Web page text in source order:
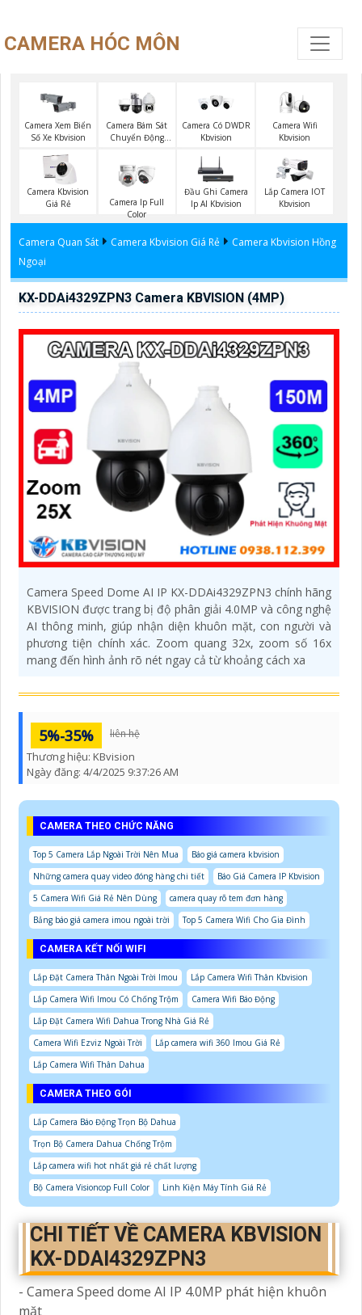
CAMERA HÓC MÔN
Camera Xem Biển
Số Xe Kbvision
Camera Bám Sát
Chuyển Động
Camera Có DWDR
Kbvision
Camera Wifi
Kbvision
Camera Kbvision
Giá Rẻ
Camera Ip Full
Color
Đầu Ghi Camera
Ip AI Kbvision
Lắp Camera IOT
Kbvision
Camera Quan Sát Camera Kbvision Giá Rẻ
Camera Kbvision Hồng
Ngoại
KX-DDAi4329ZPN3 Camera KBVISION (4MP)
Camera Speed Dome AI IP KX-DDAi4329ZPN3 chính hãng
KBVISION được trang bị độ phân giải 4.0MP và công nghệ
AI thông minh, giúp nhận diện khuôn mặt, con người và
phương tiện chính xác. Zoom quang 32x, zoom số 16x
mang đến hình ảnh rõ nét ngay cả từ khoảng cách xa
5%-35% liên hệ
Thương hiệu: KBvision
Ngày đăng: 4/4/2025 9:37:26 AM
CAMERA THEO CHỨC NĂNG
Top 5 Camera Lắp Ngoài Trời Nên Mua
Báo giá camera kbvision
Những camera quay video đóng hàng chi tiết
Báo Giá Camera IP Kbvision
5 Camera Wifi Giá Rẻ Nên Dùng
camera quay rõ tem đơn hàng
Bảng báo giá camera imou ngoài trời
Top 5 Camera Wifi Cho Gia Đình
CAMERA KẾT NỐI WIFI
Lắp Đặt Camera Thân Ngoài Trời Imou
Lắp Camera Wifi Thân Kbvision
Lắp Camera Wifi Imou Có Chống Trộm
Camera Wifi Báo Động
Lắp Đặt Camera Wifi Dahua Trong Nhà Giá Rẻ
Camera Wifi Ezviz Ngoài Trời
Lắp camera wifi 360 Imou Giá Rẻ
Lắp Camera Wifi Thân Dahua
CAMERA THEO GÓI
Lắp Camera Báo Động Trọn Bộ Dahua
Trọn Bộ Camera Dahua Chống Trộm
Lắp camera wifi hot nhất giá rẻ chất lượng
Bộ Camera Visioncop Full Color
Linh Kiện Máy Tính Giá Rẻ
CHI TIẾT VỀ CAMERA KBVISION
KX-DDAI4329ZPN3
- Camera Speed dome AI IP 4.0MP phát hiện khuôn
mặt